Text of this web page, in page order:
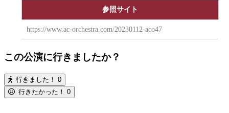
参照サイト
https://www.ac-orchestra.com/20230112-aco47
この公演に行きましたか？
行きました！ 0
行きたかった！ 0